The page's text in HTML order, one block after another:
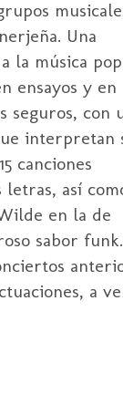
Una
la música
ensayos y en
seguros, con
interpretan
canciones
así
en la de
sabor
a